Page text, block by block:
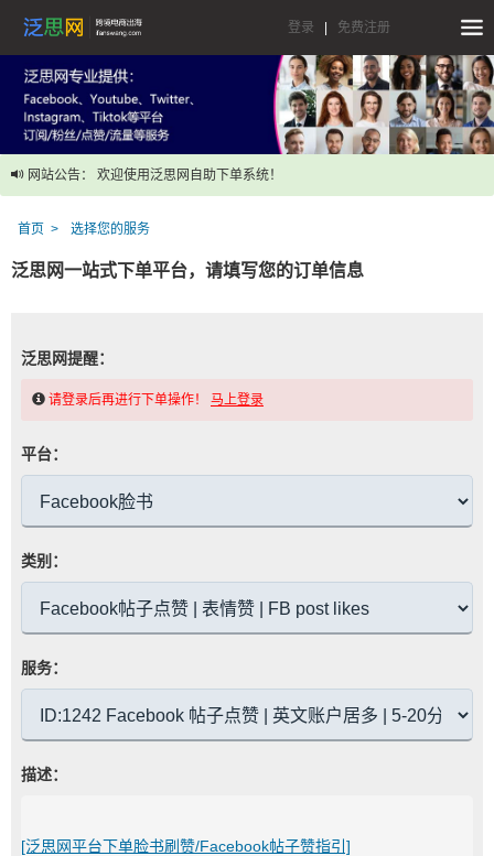
登录 免费注册
网站公告： 欢迎使用泛思网自助下单系统！
首页 选择您的服务
泛思网一站式下单平台，请填写您的订单信息
泛思网提醒：
请登录后再进行下单操作！ 马上登录
平台：
类别：
服务：
描述：
[泛思网平台下单脸书刷赞/Facebook帖子赞指引]